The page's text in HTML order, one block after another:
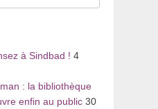
à Sindbad ! 4
: la bibliothèque
enfin au public 30